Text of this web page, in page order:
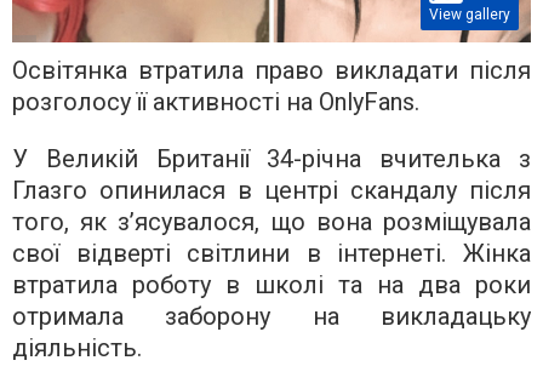
View gallery
Освітянка втратила право викладати після
розголосу її активності на OnlyFans.
У Великій Британії 34-річна вчителька з
Глазго опинилася в центрі скандалу після
того, як з’ясувалося, що вона розміщувала
свої відверті світлини в інтернеті. Жінка
втратила роботу в школі та на два роки
отримала заборону на викладацьку
діяльність.